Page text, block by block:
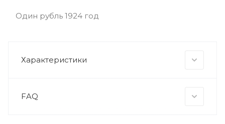
Один рубль 1924 год
Характеристики
FAQ